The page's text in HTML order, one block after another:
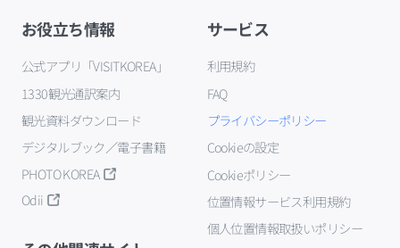
お役立ち情報
公式アプリ「VISITKOREA」
1330観光通訳案内
観光資料ダウンロード
デジタルブック／電子書籍
PHOTO KOREA
Odii
サービス
利用規約
FAQ
プライバシーポリシー
Cookieの設定
Cookieポリシー
位置情報サービス利用規約
個人位置情報取扱いポリシー